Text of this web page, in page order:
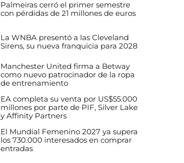
Palmeiras cerró el primer semestre
con pérdidas de 21 millones de euros
La WNBA presentó a las Cleveland
Sirens, su nueva franquicia para 2028
Manchester United firma a Betway
como nuevo patrocinador de la ropa
de entrenamiento
EA completa su venta por US$55.000
millones por parte de PIF, Silver Lake
y Affinity Partners
El Mundial Femenino 2027 ya supera
los 730.000 interesados en comprar
entradas